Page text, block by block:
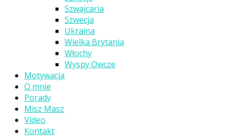
Szwajcaria
Szwecja
Ukraina
Wielka Brytania
Włochy
Wyspy Owcze
Motywacja
O mnie
Porady
Misz Masz
Video
Kontakt